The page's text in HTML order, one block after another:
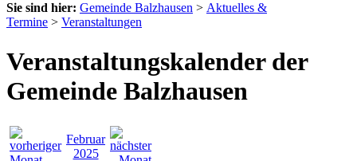
Sie sind hier: Gemeinde Balzhausen > Aktuelles &
Termine > Veranstaltungen
Veranstaltungskalender der
Gemeinde Balzhausen
Februar
2025